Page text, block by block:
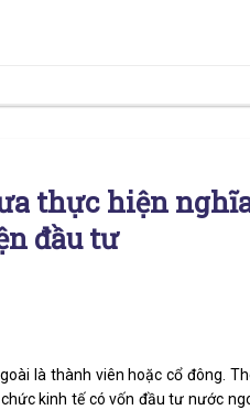
thực hiện
đầu tư
là thành viên hoặc cổ đông.
kinh tế có vốn đầu tư nước